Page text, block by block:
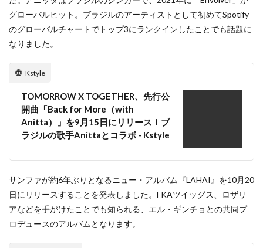
グローバルヒット。ブラジルのアーティストとして初めてSpotify
のグローバルチャートでトップ3にランクインしたことでも話題に
なりました。
Kstyle
TOMORROW X TOGETHER、先行公
開曲「Back for More（with
Anitta）」を9月15日にリリース！ブ
ラジルの歌手Anittaとコラボ - Kstyle
サンファが約6年ぶりとなるニュー・アルバム『LAHAI』を10月20
日にリリースすることを発表しました。FKAツイッグス、ロザリ
アなどを手がけたことでも知られる、エル・ギンチョとの共同プ
ロデュースのアルバムとなります。